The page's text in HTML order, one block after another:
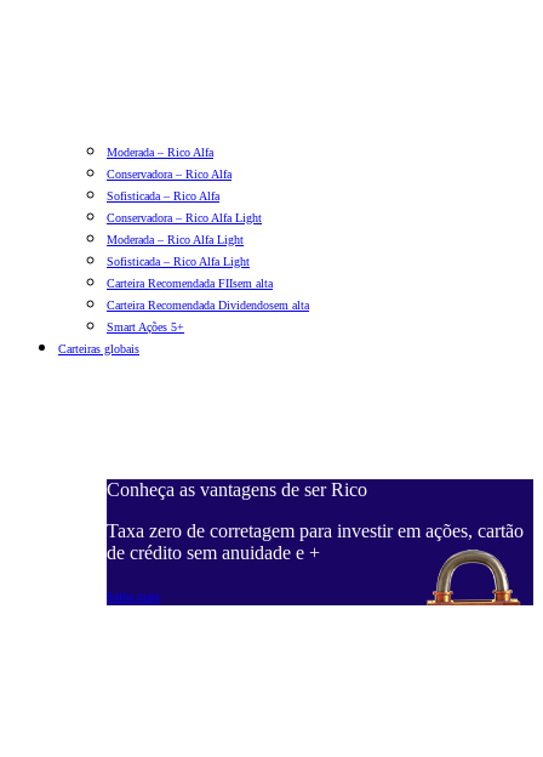
Moderada – Rico Alfa
Conservadora – Rico Alfa
Sofisticada – Rico Alfa
Conservadora – Rico Alfa Light
Moderada – Rico Alfa Light
Sofisticada – Rico Alfa Light
Carteira Recomendada FIIsem alta
Carteira Recomendada Dividendosem alta
Smart Ações 5+
Carteiras globais
Conheça as vantagens de ser Rico
Taxa zero de corretagem para investir em ações, cartão
de crédito sem anuidade e +
Saiba mais